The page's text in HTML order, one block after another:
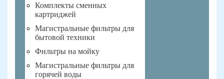
Комплекты сменных
картриджей
Магистральные фильтры для
бытовой техники
Фильтры на мойку
Магистральные фильтры для
горячей воды